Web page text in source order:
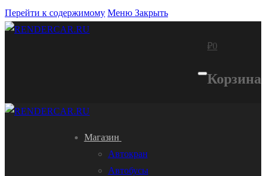
Перейти к содержимому Меню Закрыть
₽0
Корзина
Магазин
Автокран
Автобусы